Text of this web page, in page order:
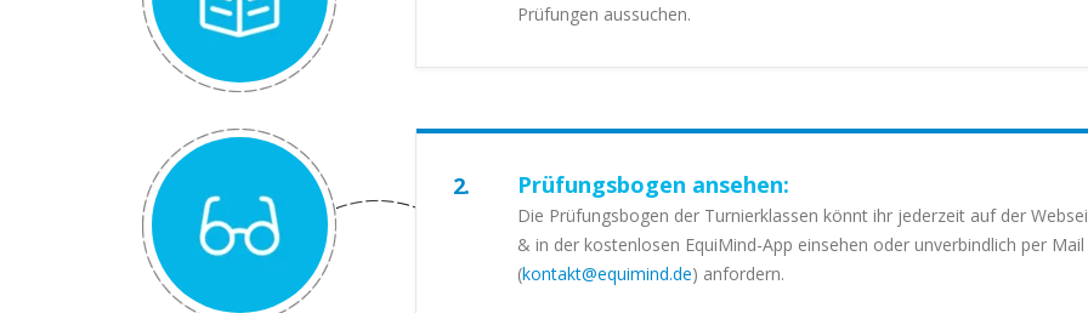
Prüfungen aussuchen.
2. Prüfungsbogen ansehen:
Die Prüfungsbogen der Turnierklassen könnt ihr jederzeit auf der
& in der kostenlosen EquiMind-App einsehen oder unverbindlich per Mail
(kontakt@equimind.de) anfordern.